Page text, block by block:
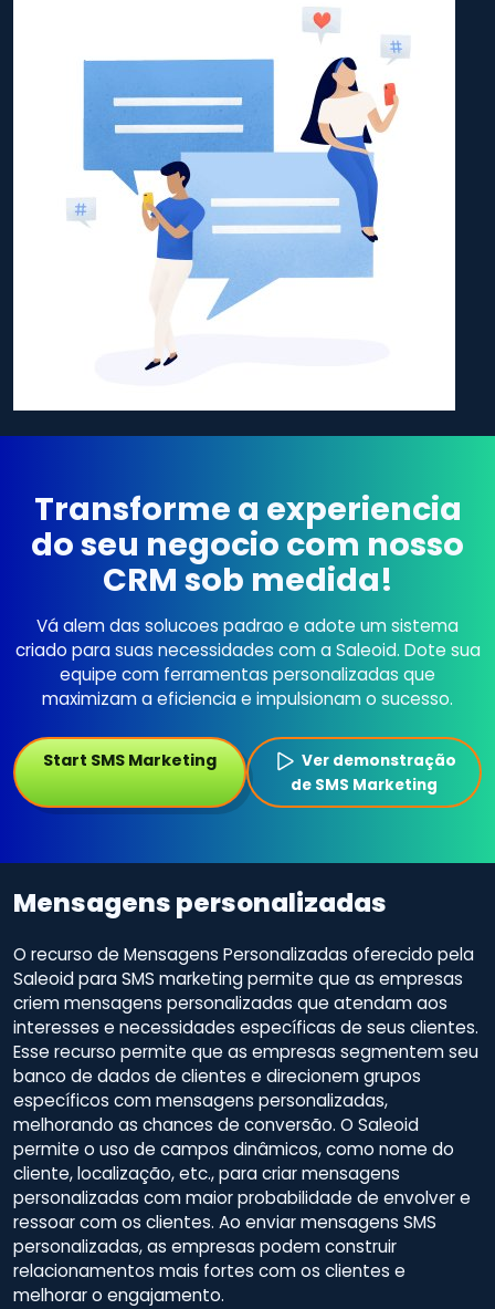
Transforme a experiencia
do seu negocio com nosso
CRM sob medida!
Vá alem das solucoes padrao e adote um sistema
criado para suas necessidades com a Saleoid. Dote sua
equipe com ferramentas personalizadas que
maximizam a eficiencia e impulsionam o sucesso.
Start SMS Marketing
Ver demonstração
de SMS Marketing
Mensagens personalizadas
O recurso de Mensagens Personalizadas oferecido pela
Saleoid para SMS marketing permite que as empresas
criem mensagens personalizadas que atendam aos
interesses e necessidades específicas de seus clientes.
Esse recurso permite que as empresas segmentem seu
banco de dados de clientes e direcionem grupos
específicos com mensagens personalizadas,
melhorando as chances de conversão. O Saleoid
permite o uso de campos dinâmicos, como nome do
cliente, localização, etc., para criar mensagens
personalizadas com maior probabilidade de envolver e
ressoar com os clientes. Ao enviar mensagens SMS
personalizadas, as empresas podem construir
relacionamentos mais fortes com os clientes e
melhorar o engajamento.